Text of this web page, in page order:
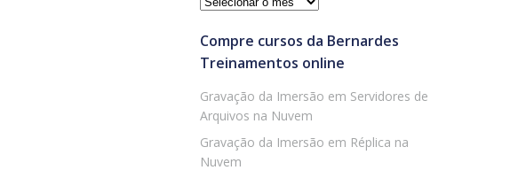
Compre cursos da Bernardes
Treinamentos online
Gravação da Imersão em Servidores de
Arquivos na Nuvem
Gravação da Imersão em Réplica na
Nuvem